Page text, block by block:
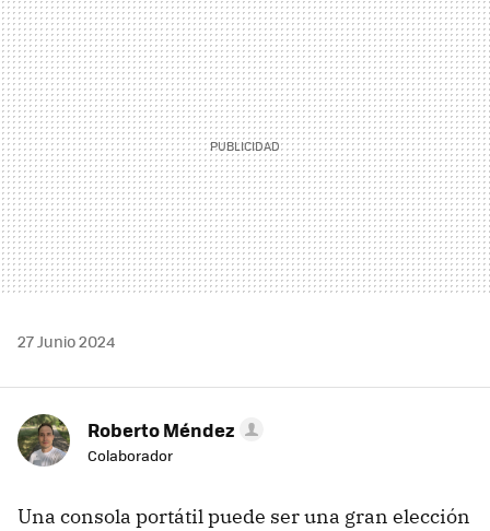
MAIL
27 Junio 2024
Roberto Méndez
Colaborador
Una consola portátil puede ser una gran elección